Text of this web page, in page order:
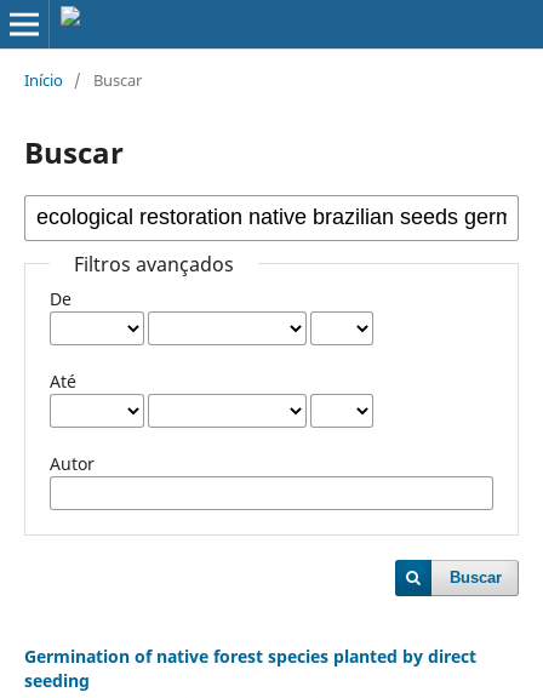
Início / Buscar
Buscar
Filtros avançados
De
Até
Autor
Buscar
Germination of native forest species planted by direct
seeding